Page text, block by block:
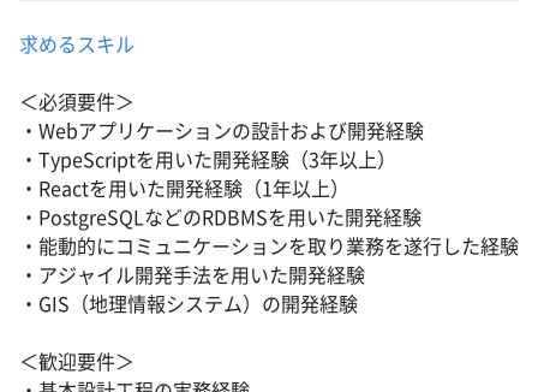
求めるスキル
＜必須要件＞
・Webアプリケーションの設計および開発経験
・TypeScriptを用いた開発経験（3年以上）
・Reactを用いた開発経験（1年以上）
・PostgreSQLなどのRDBMSを用いた開発経験
・能動的にコミュニケーションを取り業務を遂行した経験
・アジャイル開発手法を用いた開発経験
・GIS（地理情報システム）の開発経験
＜歓迎要件＞